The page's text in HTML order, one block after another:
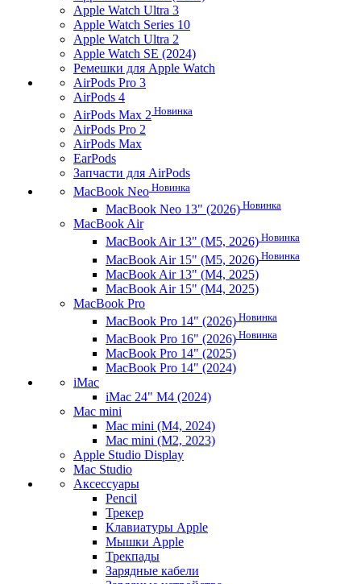
Apple Watch Ultra 3
Apple Watch Series 10
Apple Watch Ultra 2
Apple Watch SE (2024)
Ремешки для Apple Watch
AirPods Pro 3
AirPods 4
AirPods Max 2 Новинка
AirPods Pro 2
AirPods Max
EarPods
Запчасти для AirPods
MacBook Neo Новинка
MacBook Neo 13" (2026) Новинка
MacBook Air
MacBook Air 13" (M5, 2026) Новинка
MacBook Air 15" (M5, 2026) Новинка
MacBook Air 13" (M4, 2025)
MacBook Air 15" (M4, 2025)
MacBook Pro
MacBook Pro 14" (2026) Новинка
MacBook Pro 16" (2026) Новинка
MacBook Pro 14" (2025)
MacBook Pro 14" (2024)
iMac
iMac 24" M4 (2024)
Mac mini
Mac mini (M4, 2024)
Mac mini (M2, 2023)
Apple Studio Display
Mac Studio
Аксессуары
Pencil
Трекер
Клавиатуры Apple
Мышки Apple
Трекпады
Зарядные кабели